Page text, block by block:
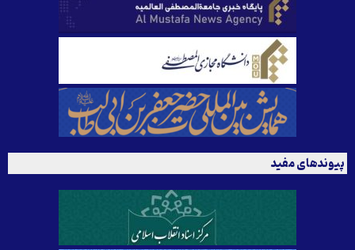
پیوندهای مفید